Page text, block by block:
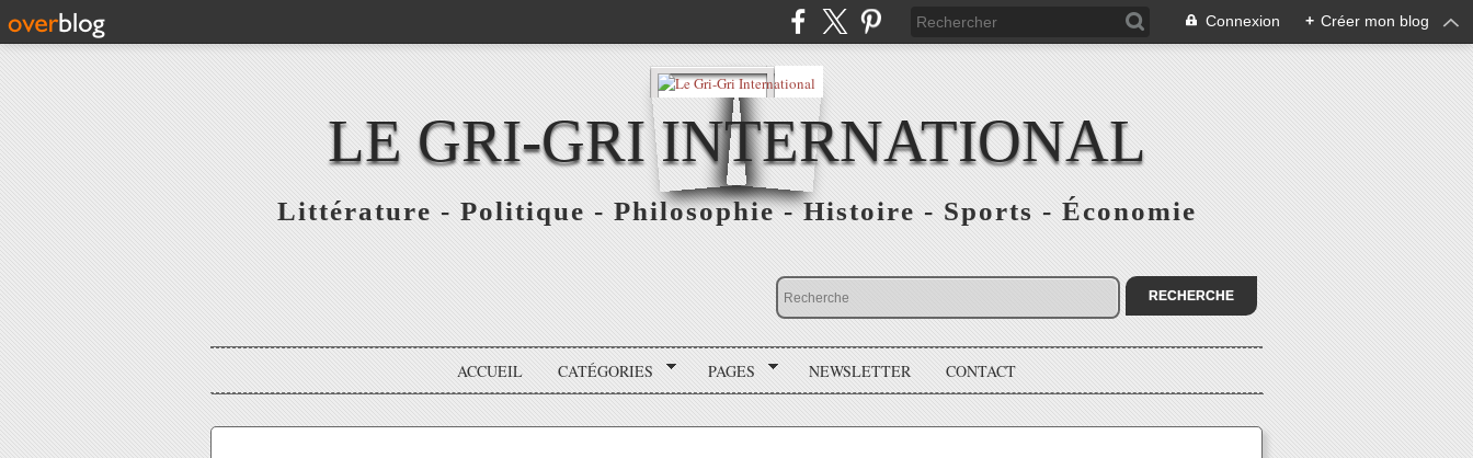
Connexion + Créer mon blog
LE GRI-GRI INTERNATIONAL
Littérature - Politique - Philosophie - Histoire - Sports - Économie
ACCUEIL CATÉGORIES PAGES NEWSLETTER CONTACT